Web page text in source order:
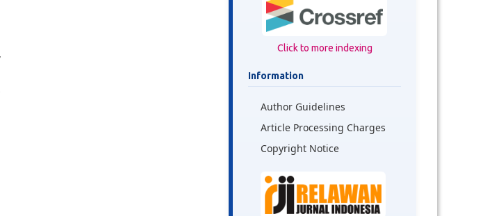
Click to more indexing
Information
Author Guidelines
Article Processing Charges
Copyright Notice